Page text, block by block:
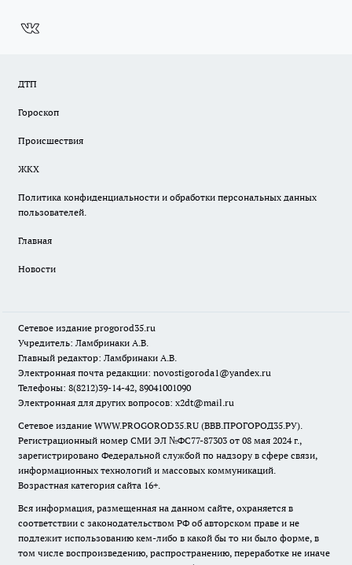
ДТП
Гороскоп
Происшествия
ЖКХ
Политика конфиденциальности и обработки персональных данных
пользователей.
Главная
Новости
Сетевое издание progorod35.ru
Учредитель: Ламбринаки А.В.
Главный редактор: Ламбринаки А.В.
Электронная почта редакции: novostigoroda1@yandex.ru
Телефоны: 8(8212)39-14-42, 89041001090
Электронная для других вопросов: x2dt@mail.ru
Сетевое издание WWW.PROGOROD35.RU (ВВВ.ПРОГОРОД35.РУ).
Регистрационный номер СМИ ЭЛ №ФС77-87303 от 08 мая 2024 г.,
зарегистрировано Федеральной службой по надзору в сфере связи,
информационных технологий и массовых коммуникаций.
Возрастная категория сайта 16+.
Вся информация, размещенная на данном сайте, охраняется в
соответствии с законодательством РФ об авторском праве и не
подлежит использованию кем-либо в какой бы то ни было форме, в
том числе воспроизведению, распространению, переработке не иначе